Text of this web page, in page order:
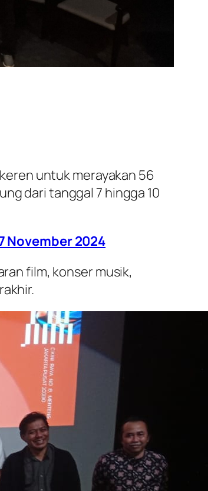
untuk merayakan 56
dari tanggal 7 hingga 10
November 2024
film, konser musik,